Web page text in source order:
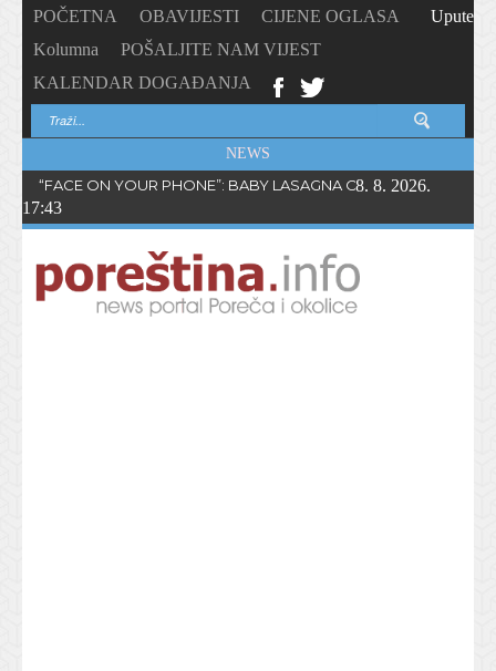
POČETNA OBAVIJESTI
CIJENE OGLASA
Kolumna
POŠALJITE NAM VIJEST
KALENDAR DOGAĐANJA
Upute
NEWS
“FACE ON YOUR PHONE”: BABY LASAGNA OBJAVIO NOVI
8. 8. 2026.
17:43